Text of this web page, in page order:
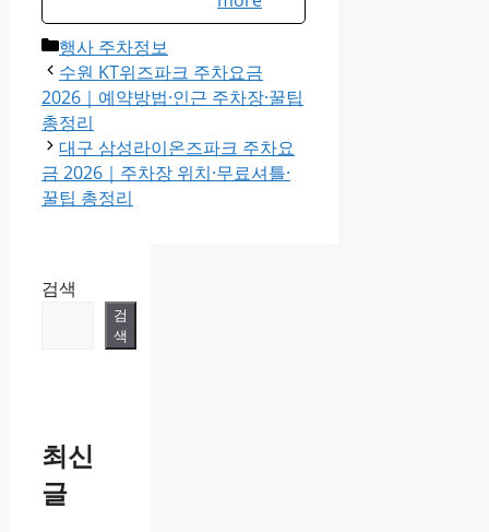
Categories
행사 주차정보
수원 KT위즈파크 주차요금
2026｜예약방법·인근 주차장·꿀팁
총정리
대구 삼성라이온즈파크 주차요
금 2026｜주차장 위치·무료셔틀·
꿀팁 총정리
검색
검
색
최신
글